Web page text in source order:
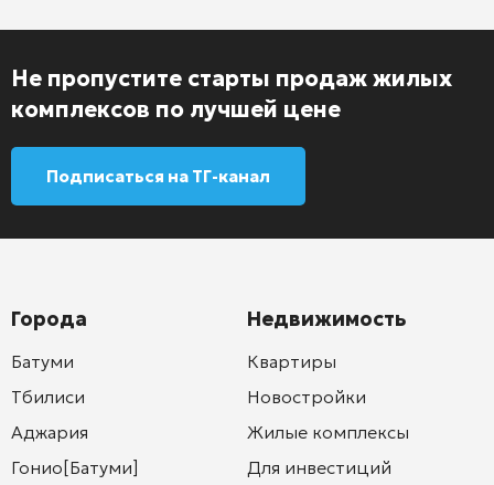
Не пропустите старты продаж жилых
комплексов по лучшей цене
Подписаться на ТГ-канал
Города
Батуми
Тбилиси
Аджария
Гонио[Батуми]
Недвижимость
Квартиры
Новостройки
Жилые комплексы
Для инвестиций